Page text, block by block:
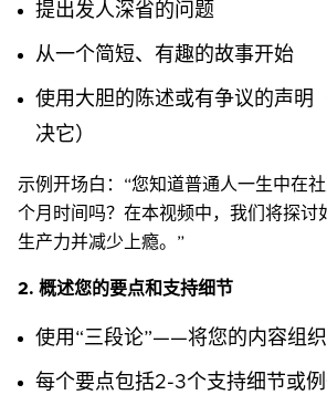
提出发人深省的问题
从一个简短、有趣的故事开始
使用大胆的陈述或有争议的声明
决它）
示例开场白：“您知道普通人一生中在
个月时间吗？在本视频中，我们将探讨
生产力并减少上瘾。”
2. 概述您的要点和支持细节
使用“三段论”——将您的内容组
每个要点包括2-3个支持细节或